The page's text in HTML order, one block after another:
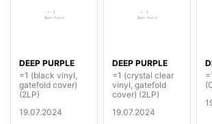
DEEP PURPLE
=1 (black vinyl,
gatefold cover)
(2LP)
19.07.2024
DEEP PURPLE
=1 (crystal clear
vinyl, gatefold
cover) (2LP)
19.07.2024